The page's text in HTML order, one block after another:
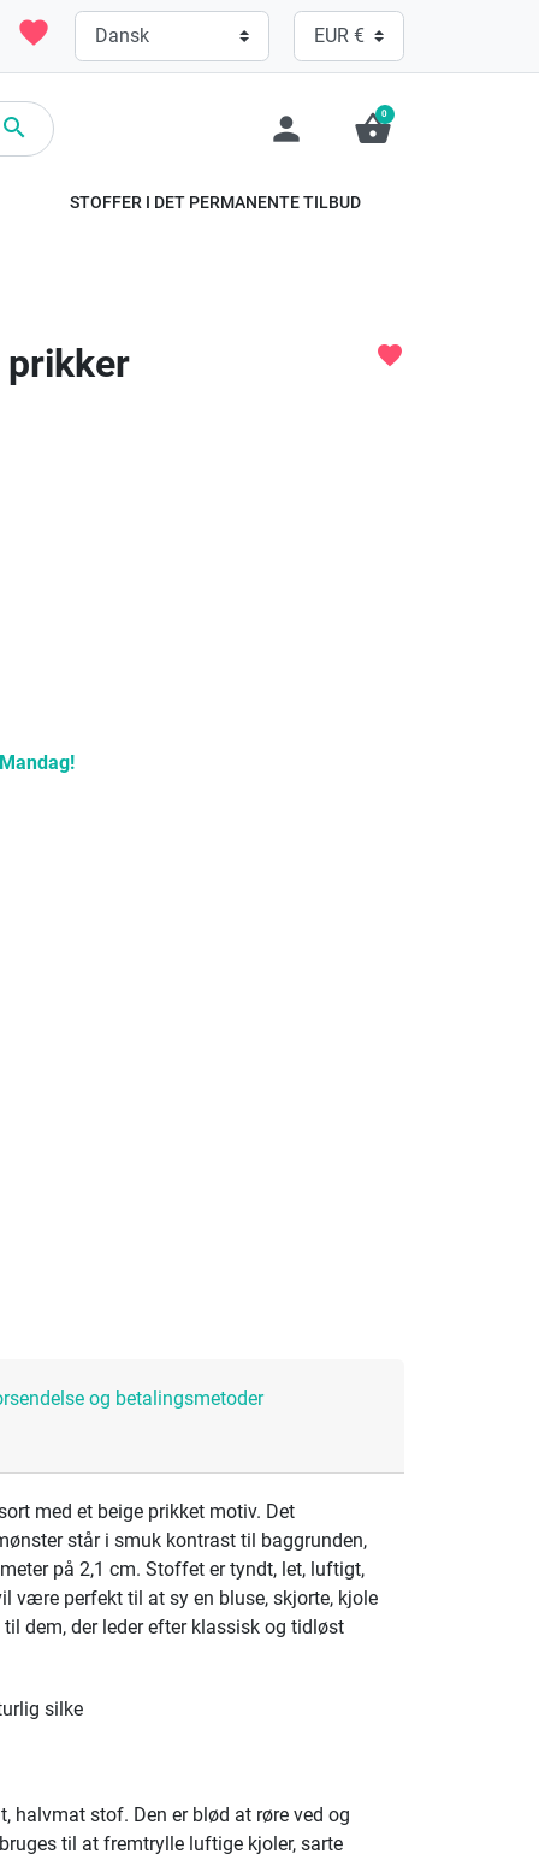
favorite
 person shopping_basket
0
STOFFER I DET PERMANENTE TILBUD
prikker favorite
Mandag!
og betalingsmetoder
med et beige prikket motiv. Det
står i smuk kontrast til baggrunden,
på 2,1 cm. Stoffet er tyndt, let, luftigt,
være perfekt til at sy en bluse, skjorte, kjole
dem, der leder efter klassisk og tidløst
silke
halvmat stof. Den er blød at røre ved og
til at fremtrylle luftige kjoler, sarte